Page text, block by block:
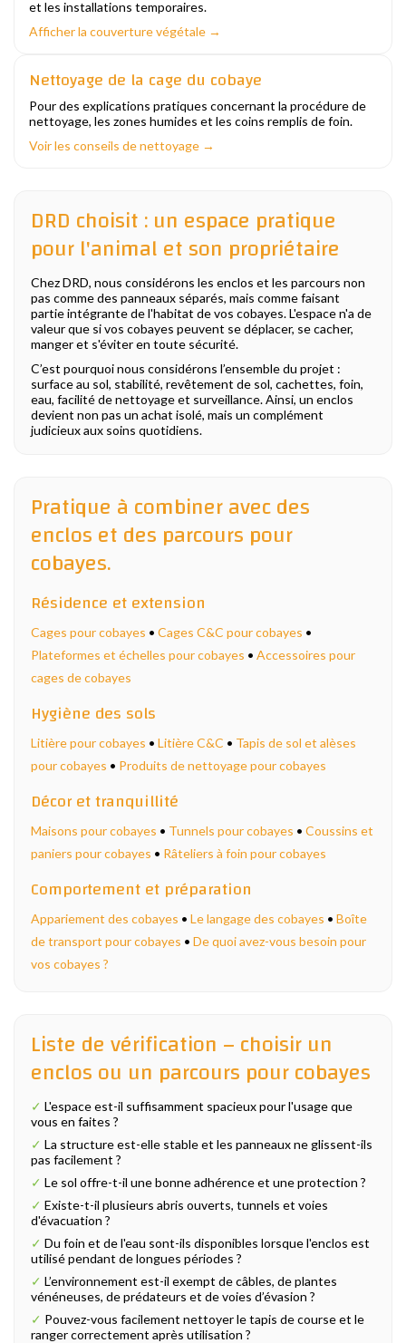
et les installations temporaires.
Afficher la couverture végétale →
Nettoyage de la cage du cobaye
Pour des explications pratiques concernant la procédure de
nettoyage, les zones humides et les coins remplis de foin.
Voir les conseils de nettoyage →
DRD choisit : un espace pratique
pour l'animal et son propriétaire
Chez DRD, nous considérons les enclos et les parcours non
pas comme des panneaux séparés, mais comme faisant
partie intégrante de l'habitat de vos cobayes. L'espace n'a de
valeur que si vos cobayes peuvent se déplacer, se cacher,
manger et s'éviter en toute sécurité.
C’est pourquoi nous considérons l’ensemble du projet :
surface au sol, stabilité, revêtement de sol, cachettes, foin,
eau, facilité de nettoyage et surveillance. Ainsi, un enclos
devient non pas un achat isolé, mais un complément
judicieux aux soins quotidiens.
Pratique à combiner avec des
enclos et des parcours pour
cobayes.
Résidence et extension
Cages pour cobayes • Cages C&C pour cobayes •
Plateformes et échelles pour cobayes • Accessoires pour
cages de cobayes
Hygiène des sols
Litière pour cobayes • Litière C&C • Tapis de sol et alèses
pour cobayes • Produits de nettoyage pour cobayes
Décor et tranquillité
Maisons pour cobayes • Tunnels pour cobayes • Coussins et
paniers pour cobayes • Râteliers à foin pour cobayes
Comportement et préparation
Appariement des cobayes • Le langage des cobayes • Boîte
de transport pour cobayes • De quoi avez-vous besoin pour
vos cobayes ?
Liste de vérification – choisir un
enclos ou un parcours pour cobayes
✓ L'espace est-il suffisamment spacieux pour l'usage que
vous en faites ?
✓ La structure est-elle stable et les panneaux ne glissent-ils
pas facilement ?
✓ Le sol offre-t-il une bonne adhérence et une protection ?
✓ Existe-t-il plusieurs abris ouverts, tunnels et voies
d'évacuation ?
✓ Du foin et de l'eau sont-ils disponibles lorsque l'enclos est
utilisé pendant de longues périodes ?
✓ L’environnement est-il exempt de câbles, de plantes
vénéneuses, de prédateurs et de voies d’évasion ?
✓ Pouvez-vous facilement nettoyer le tapis de course et le
ranger correctement après utilisation ?